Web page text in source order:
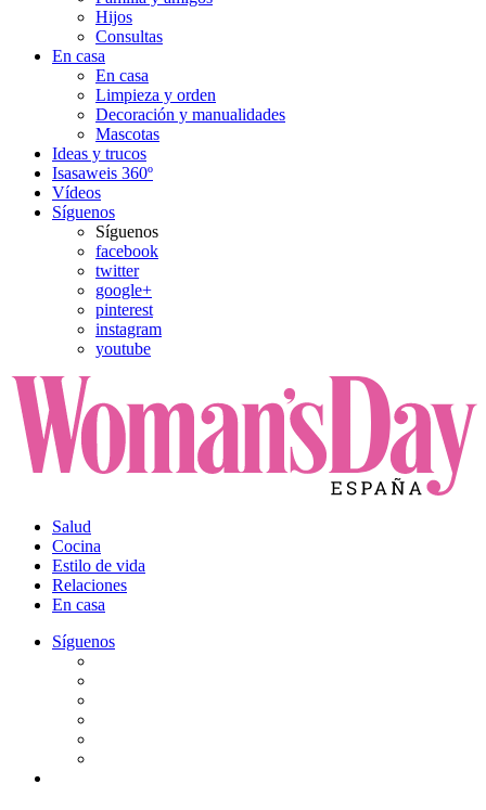
Hijos
Consultas
En casa
En casa
Limpieza y orden
Decoración y manualidades
Mascotas
Ideas y trucos
Isasaweis 360º
Vídeos
Síguenos
Síguenos
facebook
twitter
google+
pinterest
instagram
youtube
Salud
Cocina
Estilo de vida
Relaciones
En casa
Síguenos